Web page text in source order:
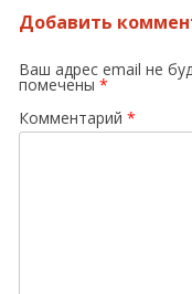
Добавить
Ваш адрес email не
помечены *
Комментарий *